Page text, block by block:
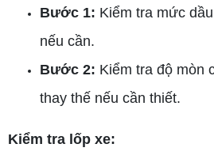
Bước 1: Kiểm tra mức
nếu cần.
Bước 2: Kiểm tra độ mòn
thay thế nếu cần thiết.
Kiểm tra lốp xe: